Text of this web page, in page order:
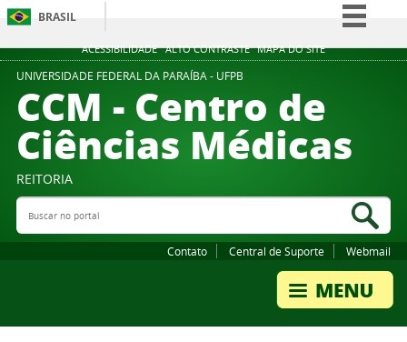
ACESSIBILIDADE ALTO CONTRASTE MAPA DO SITE
BRASIL
Simplifique!
Participe
Acesso à informação
Legislação
UNIVERSIDADE FEDERAL DA PARAÍBA - UFPB
CCM - Centro de
Ciências Médicas
REITORIA
Buscar no portal
Contato Central de Suporte Webmail